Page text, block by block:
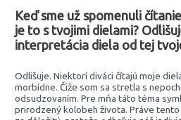
Keď sme už spomenuli
je to s tvojimi dielami?
interpretácia diela od tej
Odlišuje. Niektorí diváci čítajú moje
morbídne. Čiže som sa stretla s
odsudzovaním. Pre mňa táto téma
prirodzený kolobeh života. Práve